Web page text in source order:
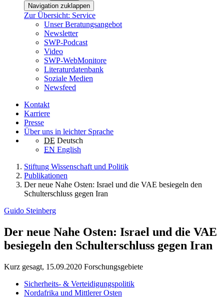
Navigation zuklappen
Zur Übersicht: Service
Unser Beratungsangebot
Newsletter
SWP-Podcast
Video
SWP-WebMonitore
Literaturdatenbank
Soziale Medien
Newsfeed
Kontakt
Karriere
Presse
Über uns in leichter Sprache
DE Deutsch
EN English
Stiftung Wissenschaft und Politik
Publikationen
Der neue Nahe Osten: Israel und die VAE besiegeln den
Schulterschluss gegen Iran
Guido Steinberg
Der neue Nahe Osten: Israel und die VAE
besiegeln den Schulterschluss gegen Iran
Kurz gesagt, 15.09.2020 Forschungsgebiete
Sicherheits- & Verteidigungspolitik
Nordafrika und Mittlerer Osten